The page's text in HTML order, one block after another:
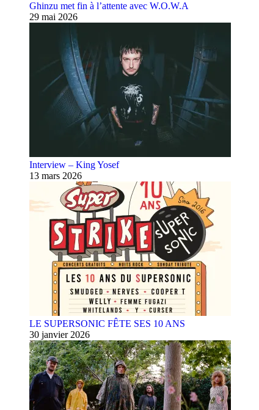
Ghinzu met fin à l’attente avec W.O.W.A
29 mai 2026
Interview – King Yosef
13 mars 2026
LE SUPERSONIC FÊTE SES 10 ANS
30 janvier 2026